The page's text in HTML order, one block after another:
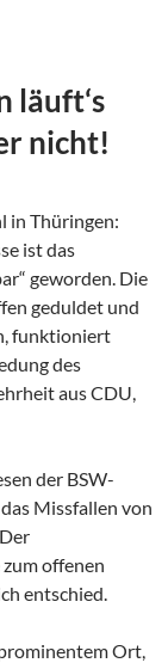
läuft‘s
nicht!
in Thüringen:
ist das
geworden. Die
geduldet und
funktioniert
des
aus CDU,
der BSW-
Missfallen von
offenen
entschied.
Ort,